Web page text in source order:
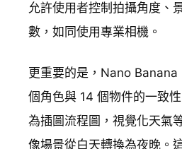
允許使用者控制拍攝角度、
數，如同使用專業相機。
更重要的是，Nano
個角色與 14 個物件的一致
為插圖流程圖，視覺化天氣
像場景從白天轉換為夜晚。